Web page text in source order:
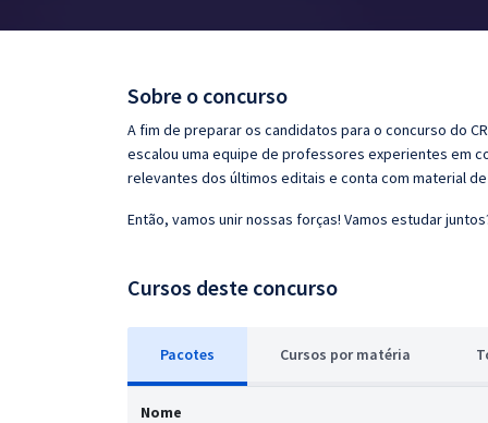
Questões grátis
Sobre o concurso
A fim de preparar os candidatos para o concurso do
escalou uma equipe de professores experientes em
relevantes dos últimos editais e conta com material
Então, vamos unir nossas forças! Vamos estudar
Cursos deste concurso
Pacotes Cursos por matéria
Nome